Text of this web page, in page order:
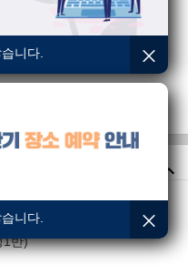
1반)
니다.
니다.